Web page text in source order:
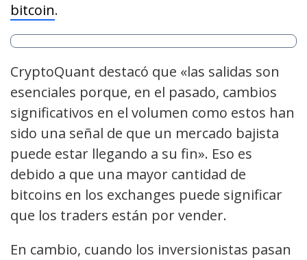
bitcoin.
CryptoQuant destacó que «las salidas son
esenciales porque, en el pasado, cambios
significativos en el volumen como estos han
sido una señal de que un mercado bajista
puede estar llegando a su fin». Eso es
debido a que una mayor cantidad de
bitcoins en los exchanges puede significar
que los traders están por vender.
En cambio, cuando los inversionistas pasan